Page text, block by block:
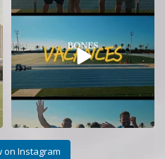
CEM La Mar Bella. ...
on Instagram